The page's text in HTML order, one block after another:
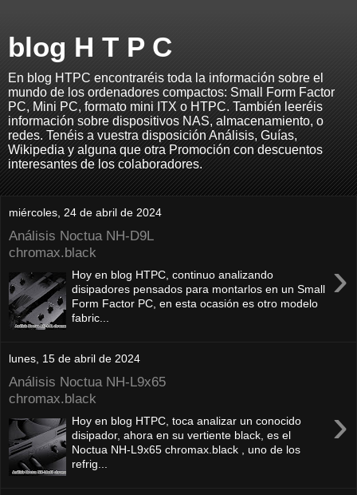
blog H T P C
En blog HTPC encontraréis toda la información sobre el
mundo de los ordenadores compactos: Small Form Factor
PC, Mini PC, formato mini ITX o HTPC. También leeréis
información sobre dispositivos NAS, almacenamiento, o
redes. Tenéis a vuestra disposición Análisis, Guías,
Wikipedia y alguna que otra Promoción con descuentos
interesantes de los colaboradores.
miércoles, 24 de abril de 2024
Análisis Noctua NH-D9L
chromax.black
›
Hoy en blog HTPC, continuo analizando
disipadores pensados para montarlos en un Small
Form Factor PC, en esta ocasión es otro modelo
fabric...
lunes, 15 de abril de 2024
Análisis Noctua NH-L9x65
chromax.black
›
Hoy en blog HTPC, toca analizar un conocido
disipador, ahora en su vertiente black, es el
Noctua NH-L9x65 chromax.black , uno de los
refrig...